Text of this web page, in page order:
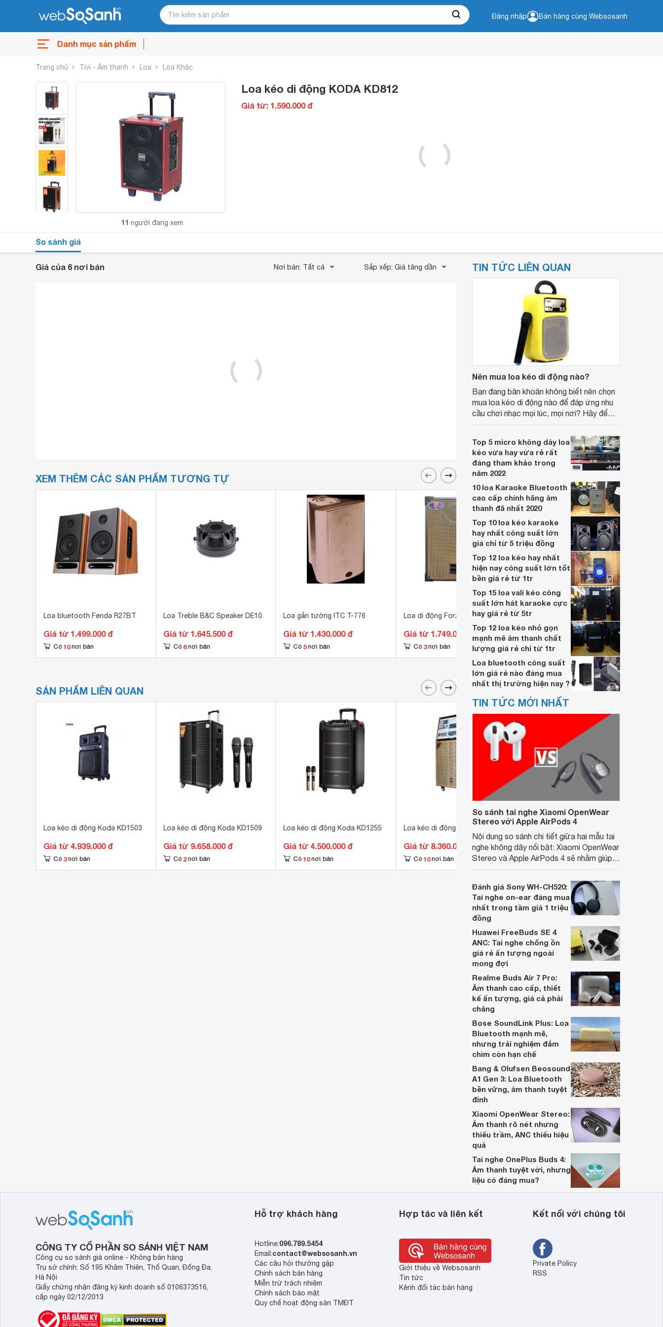
Đăng nhập Bán hàng cùng Websosanh
Danh mục sản phẩm
Trang chủ Tivi - Âm thanh Loa Loa Khác
11 người đang xem
Loa kéo di động KODA KD812
Giá từ: 1.590.000 đ
So sánh giá
Giá của 6 nơi bán Nơi bán: Tất cả Sắp xếp: Giá tăng dần
XEM THÊM CÁC SẢN PHẨM TƯƠNG TỰ
Loa bluetooth Fenda R27BT
Giá từ 1.499.000 đ
Có 10 nơi bán
Loa Treble B&C Speaker DE10
Giá từ 1.645.500 đ
Có 6 nơi bán
Loa gắn tường ITC T-776
Giá từ 1.430.000 đ
Có 5 nơi bán
Loa di động Forzen V-08M
Giá từ 1.749.000 đ
Có 3 nơi bán
Loa Sub Bass Nakamichi
Giá từ 1.590.000 đ
Có 9 nơi bán
SẢN PHẨM LIÊN QUAN
Loa kéo di động Koda KD1503
Giá từ 4.939.000 đ
Có 3 nơi bán
Loa kéo di động Koda KD1509
Giá từ 9.658.000 đ
Có 2 nơi bán
Loa kéo di động Koda KD1255
Giá từ 4.500.000 đ
Có 10 nơi bán
Loa kéo di động Koda KD15C
Giá từ 8.360.000 đ
Có 10 nơi bán
Loa kéo di động Koda KD1505
Giá từ 7.898.000 đ
Có 2 nơi bán
TIN TỨC LIÊN QUAN
Nên mua loa kéo di động nào?
Bạn đang băn khoăn không biết nên chọn
mua loa kéo di động nào để đáp ứng nhu
cầu chơi nhạc mọi lúc, mọi nơi? Hãy để
Top 5 micro không dây loa
kéo vừa hay vừa rẻ rất
đáng tham khảo trong
năm 2022
10 loa Karaoke Bluetooth
cao cấp chính hãng âm
thanh đã nhất 2020
Top 10 loa kéo karaoke
hay nhất công suất lớn
giá chỉ từ 5 triệu đồng
Top 12 loa kéo hay nhất
hiện nay công suất lớn tốt
bền giá rẻ từ 1tr
Top 15 loa vali kéo công
suất lớn hát karaoke cực
hay giá rẻ từ 5tr
Top 12 loa kéo nhỏ gọn
mạnh mẽ âm thanh chất
lượng giá rẻ chỉ từ 1tr
Loa bluetooth công suất
lớn giá rẻ nào đáng mua
nhất thị trường hiện nay ?
TIN TỨC MỚI NHẤT
So sánh tai nghe Xiaomi OpenWear
Stereo với Apple AirPods 4
Nội dung so sánh chi tiết giữa hai mẫu tai
nghe không dây nổi bật: Xiaomi OpenWear
Stereo và Apple AirPods 4 sẽ nhằm giúp
dựa trên nhu cầu và sở thích cá nhân. Cả
hai đều là sản phẩm chất lượng cao,
nhưng hướng tới đối tượng khách hàng
khác nhau.
Đánh giá Sony WH-CH520:
Tai nghe on-ear đáng mua
nhất trong tầm giá 1 triệu
đồng
Huawei FreeBuds SE 4
ANC: Tai nghe chống ồn
giá rẻ ấn tượng ngoài
mong đợi
Realme Buds Air 7 Pro:
Âm thanh cao cấp, thiết
kế ấn tượng, giá cả phải
chăng
Bose SoundLink Plus: Loa
Bluetooth mạnh mẽ,
nhưng trải nghiệm đắm
chìm còn hạn chế
Bang & Olufsen Beosound
A1 Gen 3: Loa Bluetooth
bền vững, âm thanh tuyệt
đỉnh
Xiaomi OpenWear Stereo:
Âm thanh rõ nét nhưng
thiếu trầm, ANC thiếu hiệu
quả
Tai nghe OnePlus Buds 4:
Âm thanh tuyệt vời, nhưng
liệu có đáng mua?
CÔNG TY CỔ PHẦN SO SÁNH VIỆT NAM
Công cụ so sánh giá online - Không bán hàng
Trụ sở chính: Số 195 Khâm Thiên, Thổ Quan, Đống Đa,
Hà Nội
Giấy chứng nhận đăng ký kinh doanh số 0106373516,
cấp ngày 02/12/2013
Hỗ trợ khách hàng
Hotline:096.789.5454
Email:contact@websosanh.vn
Các câu hỏi thường gặp
Chính sách bán hàng
Miễn trừ trách nhiệm
Chính sách bảo mật
Quy chế hoạt động sàn TMĐT
Hợp tác và liên kết
Giới thiệu về Websosanh
Tin tức
Kênh đối tác bán hàng
Kết nối với chúng tôi
Private Policy
RSS